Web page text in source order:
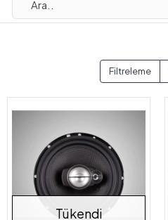
Filtreleme
Tükendi